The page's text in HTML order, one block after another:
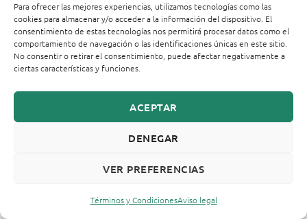
Para ofrecer las mejores experiencias, utilizamos tecnologías como las
cookies para almacenar y/o acceder a la información del dispositivo. El
consentimiento de estas tecnologías nos permitirá procesar datos como el
comportamiento de navegación o las identificaciones únicas en este sitio.
No consentir o retirar el consentimiento, puede afectar negativamente a
ciertas características y funciones.
ACEPTAR
DENEGAR
VER PREFERENCIAS
Términos y CondicionesAviso legal